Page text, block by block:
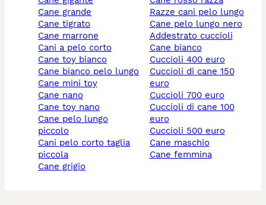
cane grande
cane tigrato
cane marrone
cani a pelo corto
cane toy bianco
cane bianco pelo lungo
cane mini toy
cane nano
cane toy nano
cane pelo lungo
piccolo
cani pelo corto taglia
piccola
cane grigio
razze cani pelo lungo
cane pelo lungo nero
addestrato cuccioli
cane bianco
cuccioli 400 euro
cuccioli di cane 150
euro
cuccioli 700 euro
cuccioli di cane 100
euro
cuccioli 500 euro
cane maschio
cane femmina